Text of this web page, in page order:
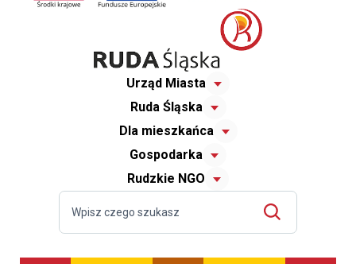
Urząd Miasta
Ruda Śląska
Dla mieszkańca
Gospodarka
Rudzkie NGO